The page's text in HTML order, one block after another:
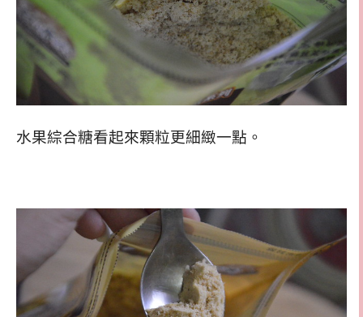
水果綜合糖看起來顆粒更細緻一點。